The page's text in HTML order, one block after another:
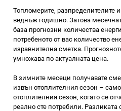
Топломерите, разпределителите
веднъж годишно. Затова
база прогнозни количества
потребеното от вас количество
изравнителна сметка.
умножава по актуалната цена.
В зимните месеци получавате
извън отоплителния сезон –
отоплителния сезон, когато се
реално сте потребили. Разликата